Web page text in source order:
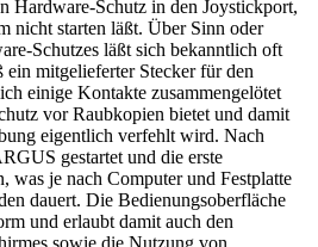
Hardware-Schutz in den Joystickport,
nicht starten läßt. Über Sinn oder
Schutzes läßt sich bekanntlich oft
ein mitgelieferter Stecker für den
einige Kontakte zusammengelötet
vor Raubkopien bietet und damit
eigentlich verfehlt wird. Nach
gestartet und die erste
was je nach Computer und Festplatte
dauert. Die Bedienungsoberfläche
und erlaubt damit auch den
sowie die Nutzung von